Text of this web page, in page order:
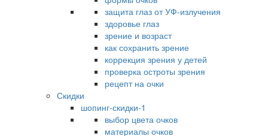
защита глаз от УФ-излучения
здоровье глаз
зрение и возраст
как сохранить зрение
коррекция зрения у детей
проверка остроты зрения
рецепт на очки
Скидки
шопинг-скидки-1
выбор цвета очков
материалы очков